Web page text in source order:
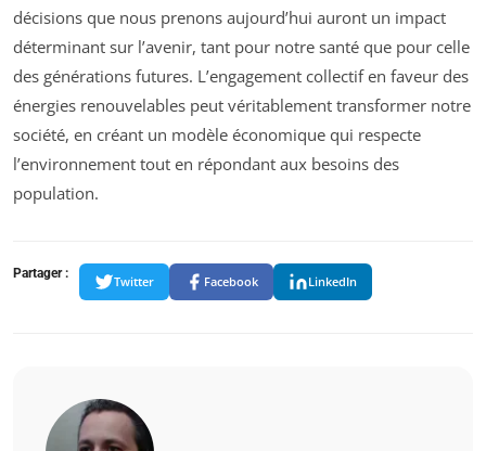
décisions que nous prenons aujourd’hui auront un impact
déterminant sur l’avenir, tant pour notre santé que pour celle
des générations futures. L’engagement collectif en faveur des
énergies renouvelables peut véritablement transformer notre
société, en créant un modèle économique qui respecte
l’environnement tout en répondant aux besoins des
population.
Partager :
Twitter Facebook LinkedIn